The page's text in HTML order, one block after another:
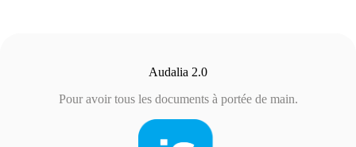
Audalia 2.0
Pour avoir tous les documents à portée de main.